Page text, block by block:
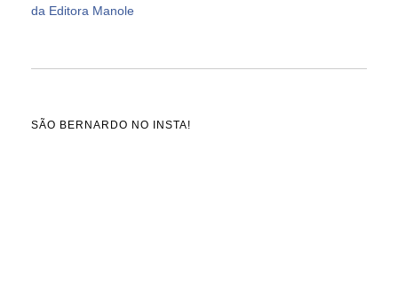
da Editora Manole
SÃO BERNARDO NO INSTA!